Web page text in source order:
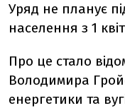
Уряд не планує
населення з 1
Про це стало
Володимира
енергетики та